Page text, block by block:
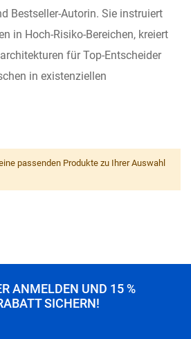
Bestseller-Autorin. Sie instruiert
in Hoch-Risiko-Bereichen, kreiert
für Top-Entscheider
in existenziellen
passenden Produkte zu Ihrer Auswahl
ANMELDEN UND 15 %
SICHERN!